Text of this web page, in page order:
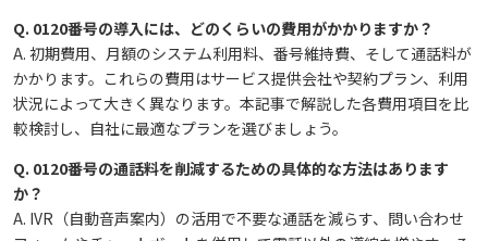
Q. 0120番号の導入には、どのくらいの費用がかかりますか？
A. 初期費用、月額のシステム利用料、番号維持費、そして通話料が
かかります。これらの費用はサービス提供会社や契約プラン、利用
状況によって大きく異なります。本記事で解説した各費用項目を比
較検討し、自社に最適なプランを選びましょう。
Q. 0120番号の通話料を削減するための具体的な方法はあります
か？
A. IVR（自動音声案内）の活用で不要な通話を減らす、問い合わせ